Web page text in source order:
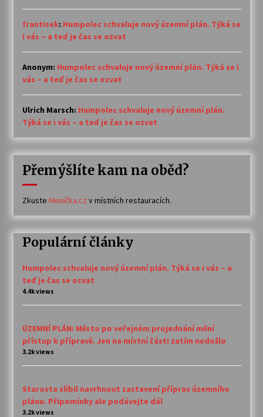
frantisek: Humpolec schvaluje nový územní plán. Týká se
i vás – a teď je čas se ozvat
Anonym: Humpolec schvaluje nový územní plán. Týká se i
vás – a teď je čas se ozvat
Ulrich Marsch: Humpolec schvaluje nový územní plán.
Týká se i vás – a teď je čas se ozvat
Přemýšlíte kam na oběd?
Zkuste Meníčka.cz v místních restauracích.
Populární články
Humpolec schvaluje nový územní plán. Týká se i vás – a
teď je čas se ozvat
4.4k views
ÚZEMNÍ PLÁN: Město po veřejném projednání mění
přístup k přípravě. Jen na místní části zatím nedošlo
3.2k views
Starosta slíbil navrhnout zastavení příprav územního
plánu. Připomínky ale podávejte dál
3.2k views